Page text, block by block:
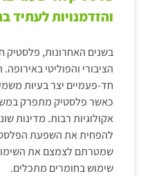
והזדמנויות לעתיד
בשנים האחרונות, פלסטיק
הציבורי והפוליטי
חד-פעמיים יצר בעיות
כאשר פלסטיק מתפרק
אקולוגיות רבות. מדינות
להפחית את השפעת
שמטרתם לצמצם את
שימוש בחומרים מתכלים.